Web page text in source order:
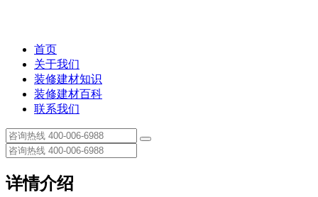
首页
关于我们
装修建材知识
装修建材百科
联系我们
详情介绍